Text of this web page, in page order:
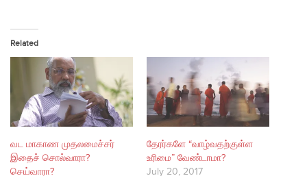
Related
வட மாகாண முதலமைச்சர்
இதைச் சொல்வாரா?
செய்வாரா?
தேரர்களே “வாழ்வதற்குள்ள
உரிமை” வேண்டாமா?
July 20, 2017